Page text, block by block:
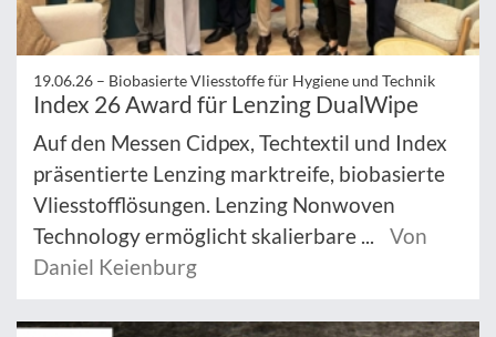
19.06.26 – Biobasierte Vliesstoffe für Hygiene und Technik
Index 26 Award für Lenzing DualWipe
Auf den Messen Cidpex, Techtextil und Index
präsentierte Lenzing marktreife, biobasierte
Vliesstofflösungen. Lenzing Nonwoven
Technology ermöglicht skalierbare ...
Von
Daniel Keienburg